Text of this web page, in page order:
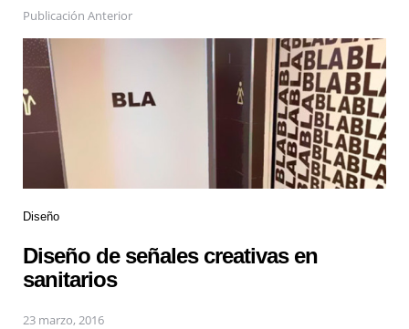
Publicación Anterior
Diseño
Diseño de señales creativas en
sanitarios
23 marzo, 2016